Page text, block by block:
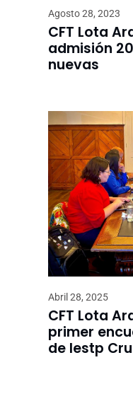
Agosto 28, 2023
CFT Lota
admisión
nuevas
Abril 28, 2025
CFT Lota
primer
de Iestp